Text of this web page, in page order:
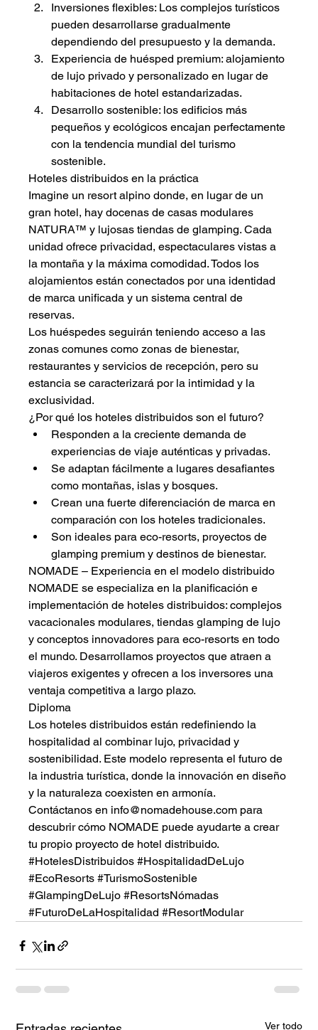
Inversiones flexibles: Los complejos turísticos
pueden desarrollarse gradualmente
dependiendo del presupuesto y la demanda.
Experiencia de huésped premium: alojamiento
de lujo privado y personalizado en lugar de
habitaciones de hotel estandarizadas.
Desarrollo sostenible: los edificios más
pequeños y ecológicos encajan perfectamente
con la tendencia mundial del turismo
sostenible.
Hoteles distribuidos en la práctica
Imagine un resort alpino donde, en lugar de un
gran hotel, hay docenas de casas modulares
NATURA™ y lujosas tiendas de glamping. Cada
unidad ofrece privacidad, espectaculares vistas a
la montaña y la máxima comodidad. Todos los
alojamientos están conectados por una identidad
de marca unificada y un sistema central de
reservas.
Los huéspedes seguirán teniendo acceso a las
zonas comunes como zonas de bienestar,
restaurantes y servicios de recepción, pero su
estancia se caracterizará por la intimidad y la
exclusividad.
¿Por qué los hoteles distribuidos son el futuro?
Responden a la creciente demanda de
experiencias de viaje auténticas y privadas.
Se adaptan fácilmente a lugares desafiantes
como montañas, islas y bosques.
Crean una fuerte diferenciación de marca en
comparación con los hoteles tradicionales.
Son ideales para eco-resorts, proyectos de
glamping premium y destinos de bienestar.
NOMADE – Experiencia en el modelo distribuido
NOMADE se especializa en la planificación e
implementación de hoteles distribuidos: complejos
vacacionales modulares, tiendas glamping de lujo
y conceptos innovadores para eco-resorts en todo
el mundo. Desarrollamos proyectos que atraen a
viajeros exigentes y ofrecen a los inversores una
ventaja competitiva a largo plazo.
Diploma
Los hoteles distribuidos están redefiniendo la
hospitalidad al combinar lujo, privacidad y
sostenibilidad. Este modelo representa el futuro de
la industria turística, donde la innovación en diseño
y la naturaleza coexisten en armonía.
Contáctanos en info@nomadehouse.com para
descubrir cómo NOMADE puede ayudarte a crear
tu propio proyecto de hotel distribuido.
#HotelesDistribuidos #HospitalidadDeLujo
#EcoResorts #TurismoSostenible
#GlampingDeLujo #ResortsNómadas
#FuturoDeLaHospitalidad #ResortModular
Ver todo